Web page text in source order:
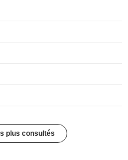
plus consultés